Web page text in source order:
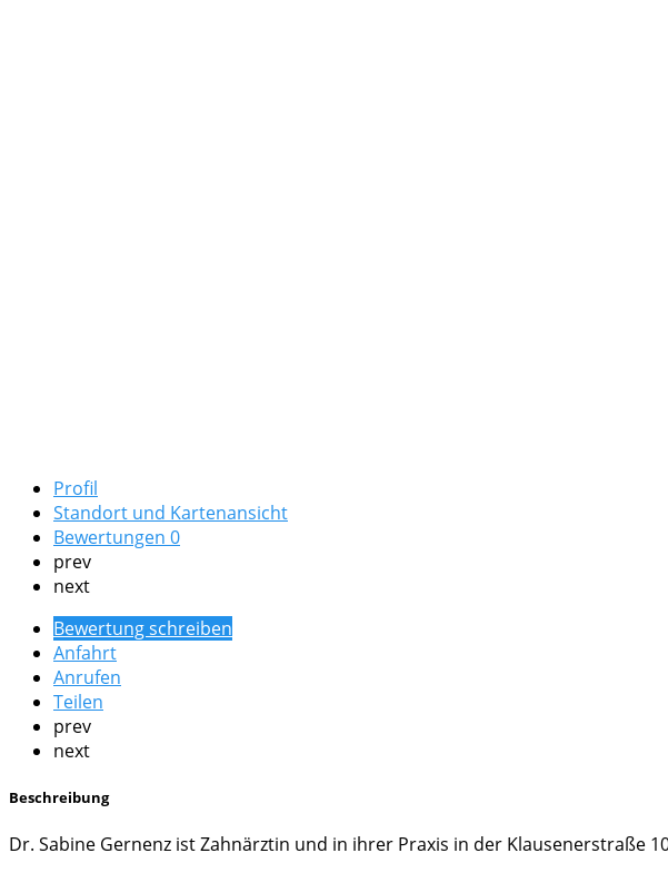
Profil
Standort und Kartenansicht
Bewertungen 0
prev
next
Bewertung schreiben
Anfahrt
Anrufen
Teilen
prev
next
Beschreibung
Dr. Sabine Gernenz ist Zahnärztin und in ihrer Praxis in der Klausenerstraße